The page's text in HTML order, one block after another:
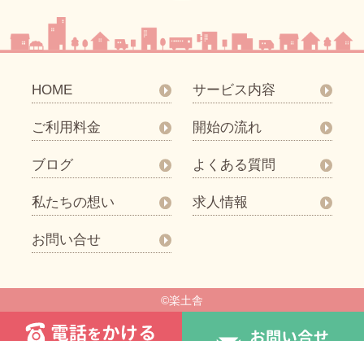
HOME サービス内容
ご利用料金 開始の流れ
ブログ よくある質問
私たちの想い 求人情報
お問い合せ
©楽土舎